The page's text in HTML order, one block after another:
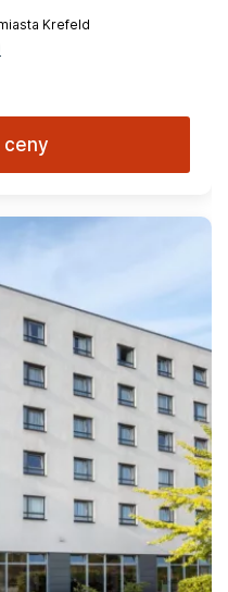
Krefeld
ceny